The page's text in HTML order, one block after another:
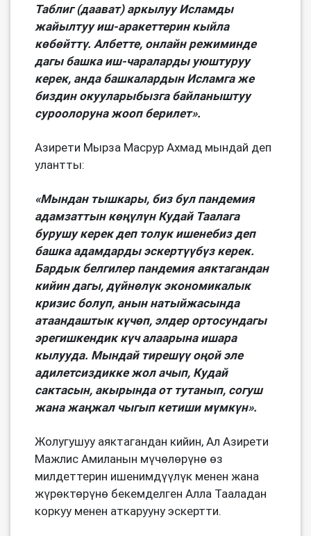
Таблиг (даават) аркылуу Исламды
жайылтуу иш-аракеттерин кыйла
көбөйттү. Албетте, онлайн режиминде
дагы башка иш-чараларды уюштуруу
керек, анда башкалардын Исламга же
биздин окууларыбызга байланыштуу
суроолоруна жооп берилет».
Азирети Мырза Масрур Ахмад мындай деп
улантты:
«Мындан тышкары, биз бул пандемия
адамзаттын көңүлүн Кудай Таалага
бурушу керек деп толук ишенебиз деп
башка адамдарды эскертүүбүз керек.
Бардык белгилер пандемия аяктагандан
кийин дагы, дүйнөлүк экономикалык
кризис болуп, анын натыйжасында
атаандаштык күчөп, элдер ортосундагы
эрегишкендик күч алаарына ишара
кылууда. Мындай тирешүү оңой эле
адилетсиздикке жол ачып, Кудай
сактасын, акырында от тутанып, согуш
жана жаңжал чыгып кетиши мүмкүн».
Жолугушуу аяктагандан кийин, Ал Азирети
Мажлис Амиланын мүчөлөрүнө өз
милдеттерин ишенимдүүлүк менен жана
жүрөктөрүнө бекемделген Алла Тааладан
коркуу менен аткарууну эскертти.